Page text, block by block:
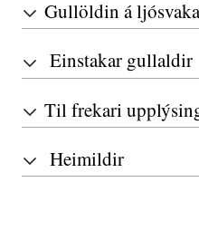
Gullöldin á
Einstakar gullaldir
Til frekari
Heimildir